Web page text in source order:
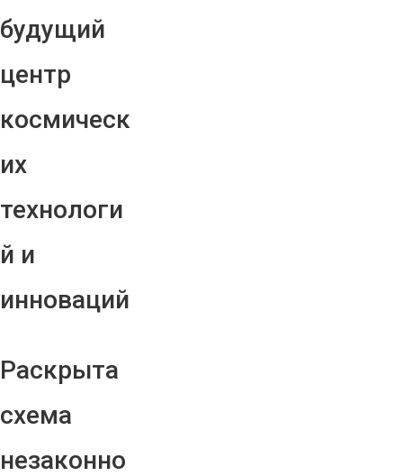
будущий
центр
космическ
их
технологи
й и
инноваций
Раскрыта
схема
незаконно